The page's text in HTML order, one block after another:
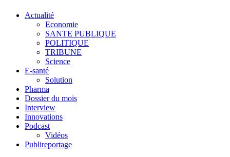
Actualité
Economie
SANTE PUBLIQUE
POLITIQUE
TRIBUNE
Science
E-santé
Solution
Pharma
Dossier du mois
Interview
Innovations
Podcast
Vidéos
Publireportage